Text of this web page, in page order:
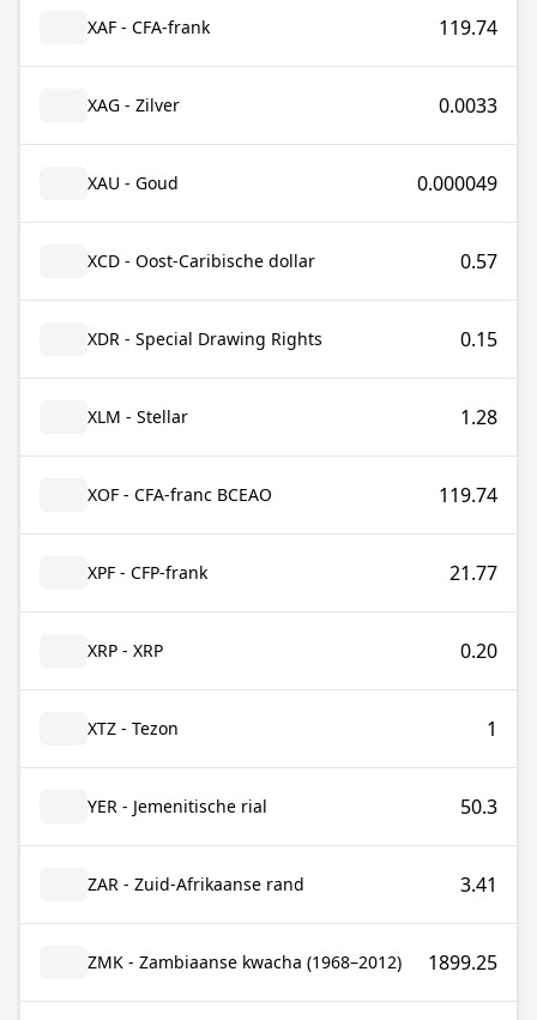
XAF - CFA-frank 119.74
XAG - Zilver 0.0033
XAU - Goud 0.000049
XCD - Oost-Caribische dollar 0.57
XDR - Special Drawing Rights 0.15
XLM - Stellar 1.28
XOF - CFA-franc BCEAO 119.74
XPF - CFP-frank 21.77
XRP - XRP 0.20
XTZ - Tezon 1
YER - Jemenitische rial 50.3
ZAR - Zuid-Afrikaanse rand 3.41
ZMK - Zambiaanse kwacha (1968–2012) 1899.25